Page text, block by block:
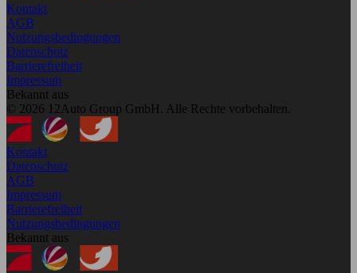
Kontakt
AGB
Nutzungsbedingungen
Datenschutz
Barrierefreiheit
Impressum
Bekannt aus
© 2026 12Auto Group GmbH. Alle Rechte vorbehalten.
Kontakt
Datenschutz
AGB
Impressum
Barrierefreiheit
Nutzungsbedingungen
Bekannt aus